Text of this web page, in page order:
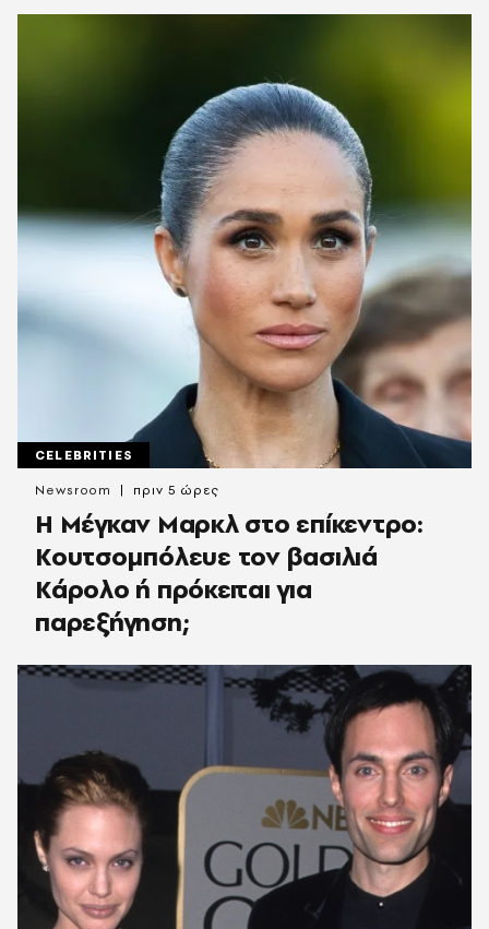
CELEBRITIES
Η Μέγκαν Μαρκλ στο επίκεντρο:
Κουτσομπόλευε τον βασιλιά
Κάρολο ή πρόκειται για
παρεξήγηση;
Newsroom πριν 5 ώρες